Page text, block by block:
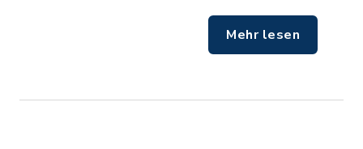
Mehr lesen